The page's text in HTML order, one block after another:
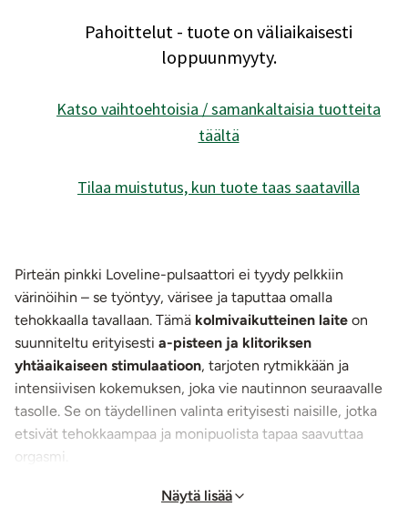
Pahoittelut - tuote on väliaikaisesti
loppuunmyyty.
Katso vaihtoehtoisia / samankaltaisia tuotteita
täältä
Tilaa muistutus, kun tuote taas saatavilla
Pirteän pinkki Loveline-pulsaattori ei tyydy pelkkiin
värinöihin – se työntyy, värisee ja taputtaa omalla
tehokkaalla tavallaan. Tämä kolmivaikutteinen laite on
suunniteltu erityisesti a-pisteen ja klitoriksen
yhtäaikaiseen stimulaatioon, tarjoten rytmikkään ja
intensiivisen kokemuksen, joka vie nautinnon seuraavalle
tasolle. Se on täydellinen valinta erityisesti naisille, jotka
etsivät tehokkaampaa ja monipuolista tapaa saavuttaa
orgasmi.
Loveline pulsaattorilla saat työntöä, tärinää ja
Näytä lisää